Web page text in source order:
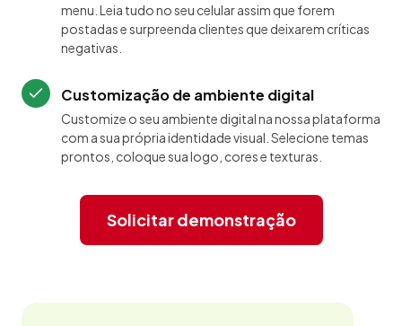
menu. Leia tudo no seu celular assim que forem
postadas e surpreenda clientes que deixarem críticas
negativas.
Customização de ambiente digital
Customize o seu ambiente digital na nossa plataforma
com a sua própria identidade visual. Selecione temas
prontos, coloque sua logo, cores e texturas.
Solicitar demonstração